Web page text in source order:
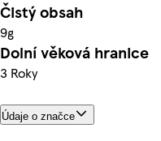
Čistý obsah
9g
Dolní věková hranice
3 Roky
Údaje o značce